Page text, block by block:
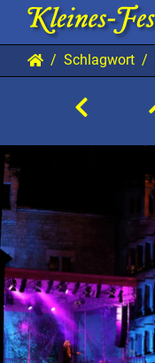
Schlagwort